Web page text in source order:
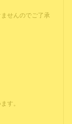
せんのでご了承
す。